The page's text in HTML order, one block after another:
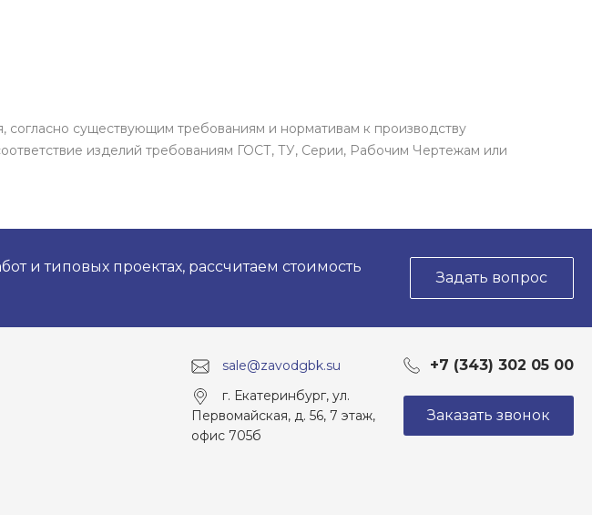
существующим требованиям и нормативам к производству
изделий требованиям ГОСТ, ТУ, Серии, Рабочим Чертежам или
и типовых проектах, рассчитаем стоимость
Задать вопрос
sale@zavodgbk.su +7 (343) 302 05 00
г. Екатеринбург, ул.
Первомайская, д. 56, 7 этаж,
офис 705б
Заказать звонок